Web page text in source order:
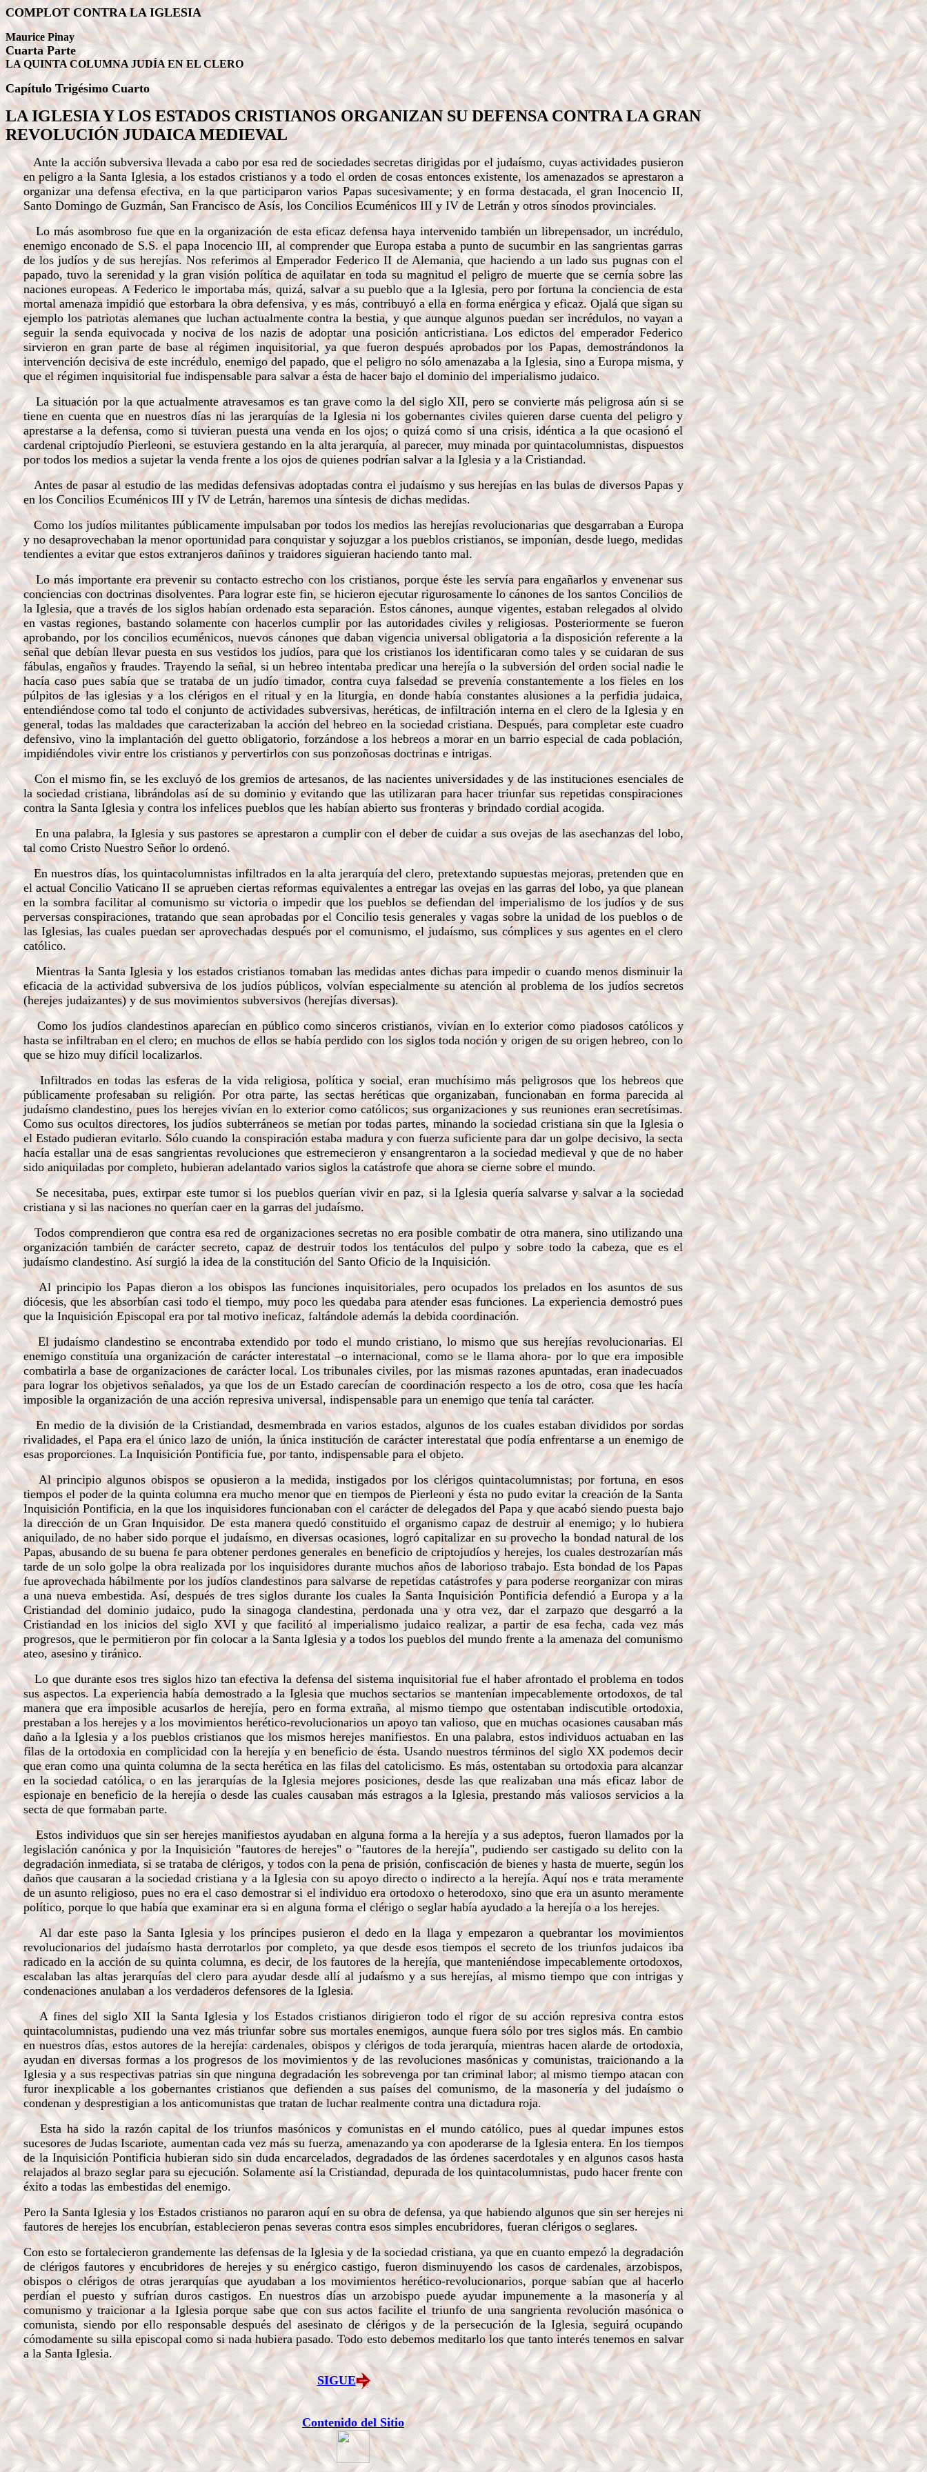
COMPLOT CONTRA LA IGLESIA
Maurice Pinay
Cuarta Parte
LA QUINTA COLUMNA JUDÍA EN EL CLERO
Capítulo Trigésimo Cuarto
LA IGLESIA Y LOS ESTADOS CRISTIANOS ORGANIZAN SU DEFENSA CONTRA LA GRAN
REVOLUCIÓN JUDAICA MEDIEVAL
Ante la acción subversiva llevada a cabo por esa red de sociedades secretas dirigidas por el judaísmo, cuyas actividades pusieron
en peligro a la Santa Iglesia, a los estados cristianos y a todo el orden de cosas entonces existente, los amenazados se aprestaron a
organizar una defensa efectiva, en la que participaron varios Papas sucesivamente; y en forma destacada, el gran Inocencio II,
Santo Domingo de Guzmán, San Francisco de Asís, los Concilios Ecuménicos III y IV de Letrán y otros sínodos provinciales.
Lo más asombroso fue que en la organización de esta eficaz defensa haya intervenido también un librepensador, un incrédulo,
enemigo enconado de S.S. el papa Inocencio III, al comprender que Europa estaba a punto de sucumbir en las sangrientas garras
de los judíos y de sus herejías. Nos referimos al Emperador Federico II de Alemania, que haciendo a un lado sus pugnas con el
papado, tuvo la serenidad y la gran visión política de aquilatar en toda su magnitud el peligro de muerte que se cernía sobre las
naciones europeas. A Federico le importaba más, quizá, salvar a su pueblo que a la Iglesia, pero por fortuna la conciencia de esta
mortal amenaza impidió que estorbara la obra defensiva, y es más, contribuyó a ella en forma enérgica y eficaz. Ojalá que sigan su
ejemplo los patriotas alemanes que luchan actualmente contra la bestia, y que aunque algunos puedan ser incrédulos, no vayan a
seguir la senda equivocada y nociva de los nazis de adoptar una posición anticristiana. Los edictos del emperador Federico
sirvieron en gran parte de base al régimen inquisitorial, ya que fueron después aprobados por los Papas, demostrándonos la
intervención decisiva de este incrédulo, enemigo del papado, que el peligro no sólo amenazaba a la Iglesia, sino a Europa misma, y
que el régimen inquisitorial fue indispensable para salvar a ésta de hacer bajo el dominio del imperialismo judaico.
La situación por la que actualmente atravesamos es tan grave como la del siglo XII, pero se convierte más peligrosa aún si se
tiene en cuenta que en nuestros días ni las jerarquías de la Iglesia ni los gobernantes civiles quieren darse cuenta del peligro y
aprestarse a la defensa, como si tuvieran puesta una venda en los ojos; o quizá como si una crisis, idéntica a la que ocasionó el
cardenal criptojudío Pierleoni, se estuviera gestando en la alta jerarquía, al parecer, muy minada por quintacolumnistas, dispuestos
por todos los medios a sujetar la venda frente a los ojos de quienes podrían salvar a la Iglesia y a la Cristiandad.
Antes de pasar al estudio de las medidas defensivas adoptadas contra el judaísmo y sus herejías en las bulas de diversos Papas y
en los Concilios Ecuménicos III y IV de Letrán, haremos una síntesis de dichas medidas.
Como los judíos militantes públicamente impulsaban por todos los medios las herejías revolucionarias que desgarraban a Europa
y no desaprovechaban la menor oportunidad para conquistar y sojuzgar a los pueblos cristianos, se imponían, desde luego, medidas
tendientes a evitar que estos extranjeros dañinos y traidores siguieran haciendo tanto mal.
Lo más importante era prevenir su contacto estrecho con los cristianos, porque éste les servía para engañarlos y envenenar sus
conciencias con doctrinas disolventes. Para lograr este fin, se hicieron ejecutar rigurosamente lo cánones de los santos Concilios de
la Iglesia, que a través de los siglos habían ordenado esta separación. Estos cánones, aunque vigentes, estaban relegados al olvido
en vastas regiones, bastando solamente con hacerlos cumplir por las autoridades civiles y religiosas. Posteriormente se fueron
aprobando, por los concilios ecuménicos, nuevos cánones que daban vigencia universal obligatoria a la disposición referente a la
señal que debían llevar puesta en sus vestidos los judíos, para que los cristianos los identificaran como tales y se cuidaran de sus
fábulas, engaños y fraudes. Trayendo la señal, si un hebreo intentaba predicar una herejía o la subversión del orden social nadie le
hacía caso pues sabía que se trataba de un judío timador, contra cuya falsedad se prevenía constantemente a los fieles en los
púlpitos de las iglesias y a los clérigos en el ritual y en la liturgia, en donde había constantes alusiones a la perfidia judaica,
entendiéndose como tal todo el conjunto de actividades subversivas, heréticas, de infiltración interna en el clero de la Iglesia y en
general, todas las maldades que caracterizaban la acción del hebreo en la sociedad cristiana. Después, para completar este cuadro
defensivo, vino la implantación del guetto obligatorio, forzándose a los hebreos a morar en un barrio especial de cada población,
impidiéndoles vivir entre los cristianos y pervertirlos con sus ponzoñosas doctrinas e intrigas.
Con el mismo fin, se les excluyó de los gremios de artesanos, de las nacientes universidades y de las instituciones esenciales de
la sociedad cristiana, librándolas así de su dominio y evitando que las utilizaran para hacer triunfar sus repetidas conspiraciones
contra la Santa Iglesia y contra los infelices pueblos que les habían abierto sus fronteras y brindado cordial acogida.
En una palabra, la Iglesia y sus pastores se aprestaron a cumplir con el deber de cuidar a sus ovejas de las asechanzas del lobo,
tal como Cristo Nuestro Señor lo ordenó.
En nuestros días, los quintacolumnistas infiltrados en la alta jerarquía del clero, pretextando supuestas mejoras, pretenden que en
el actual Concilio Vaticano II se aprueben ciertas reformas equivalentes a entregar las ovejas en las garras del lobo, ya que planean
en la sombra facilitar al comunismo su victoria o impedir que los pueblos se defiendan del imperialismo de los judíos y de sus
perversas conspiraciones, tratando que sean aprobadas por el Concilio tesis generales y vagas sobre la unidad de los pueblos o de
las Iglesias, las cuales puedan ser aprovechadas después por el comunismo, el judaísmo, sus cómplices y sus agentes en el clero
católico.
Mientras la Santa Iglesia y los estados cristianos tomaban las medidas antes dichas para impedir o cuando menos disminuir la
eficacia de la actividad subversiva de los judíos públicos, volvían especialmente su atención al problema de los judíos secretos
(herejes judaizantes) y de sus movimientos subversivos (herejías diversas).
Como los judíos clandestinos aparecían en público como sinceros cristianos, vivían en lo exterior como piadosos católicos y
hasta se infiltraban en el clero; en muchos de ellos se había perdido con los siglos toda noción y origen de su origen hebreo, con lo
que se hizo muy difícil localizarlos.
Infiltrados en todas las esferas de la vida religiosa, política y social, eran muchísimo más peligrosos que los hebreos que
públicamente profesaban su religión. Por otra parte, las sectas heréticas que organizaban, funcionaban en forma parecida al
judaísmo clandestino, pues los herejes vivían en lo exterior como católicos; sus organizaciones y sus reuniones eran secretísimas.
Como sus ocultos directores, los judíos subterráneos se metían por todas partes, minando la sociedad cristiana sin que la Iglesia o
el Estado pudieran evitarlo. Sólo cuando la conspiración estaba madura y con fuerza suficiente para dar un golpe decisivo, la secta
hacía estallar una de esas sangrientas revoluciones que estremecieron y ensangrentaron a la sociedad medieval y que de no haber
sido aniquiladas por completo, hubieran adelantado varios siglos la catástrofe que ahora se cierne sobre el mundo.
Se necesitaba, pues, extirpar este tumor si los pueblos querían vivir en paz, si la Iglesia quería salvarse y salvar a la sociedad
cristiana y si las naciones no querían caer en la garras del judaísmo.
Todos comprendieron que contra esa red de organizaciones secretas no era posible combatir de otra manera, sino utilizando una
organización también de carácter secreto, capaz de destruir todos los tentáculos del pulpo y sobre todo la cabeza, que es el
judaísmo clandestino. Así surgió la idea de la constitución del Santo Oficio de la Inquisición.
Al principio los Papas dieron a los obispos las funciones inquisitoriales, pero ocupados los prelados en los asuntos de sus
diócesis, que les absorbían casi todo el tiempo, muy poco les quedaba para atender esas funciones. La experiencia demostró pues
que la Inquisición Episcopal era por tal motivo ineficaz, faltándole además la debida coordinación.
El judaísmo clandestino se encontraba extendido por todo el mundo cristiano, lo mismo que sus herejías revolucionarias. El
enemigo constituía una organización de carácter interestatal –o internacional, como se le llama ahora- por lo que era imposible
combatirla a base de organizaciones de carácter local. Los tribunales civiles, por las mismas razones apuntadas, eran inadecuados
para lograr los objetivos señalados, ya que los de un Estado carecían de coordinación respecto a los de otro, cosa que les hacía
imposible la organización de una acción represiva universal, indispensable para un enemigo que tenía tal carácter.
En medio de la división de la Cristiandad, desmembrada en varios estados, algunos de los cuales estaban divididos por sordas
rivalidades, el Papa era el único lazo de unión, la única institución de carácter interestatal que podía enfrentarse a un enemigo de
esas proporciones. La Inquisición Pontificia fue, por tanto, indispensable para el objeto.
Al principio algunos obispos se opusieron a la medida, instigados por los clérigos quintacolumnistas; por fortuna, en esos
tiempos el poder de la quinta columna era mucho menor que en tiempos de Pierleoni y ésta no pudo evitar la creación de la Santa
Inquisición Pontificia, en la que los inquisidores funcionaban con el carácter de delegados del Papa y que acabó siendo puesta bajo
la dirección de un Gran Inquisidor. De esta manera quedó constituido el organismo capaz de destruir al enemigo; y lo hubiera
aniquilado, de no haber sido porque el judaísmo, en diversas ocasiones, logró capitalizar en su provecho la bondad natural de los
Papas, abusando de su buena fe para obtener perdones generales en beneficio de criptojudíos y herejes, los cuales destrozarían más
tarde de un solo golpe la obra realizada por los inquisidores durante muchos años de laborioso trabajo. Esta bondad de los Papas
fue aprovechada hábilmente por los judíos clandestinos para salvarse de repetidas catástrofes y para poderse reorganizar con miras
a una nueva embestida. Así, después de tres siglos durante los cuales la Santa Inquisición Pontificia defendió a Europa y a la
Cristiandad del dominio judaico, pudo la sinagoga clandestina, perdonada una y otra vez, dar el zarpazo que desgarró a la
Cristiandad en los inicios del siglo XVI y que facilitó al imperialismo judaico realizar, a partir de esa fecha, cada vez más
progresos, que le permitieron por fin colocar a la Santa Iglesia y a todos los pueblos del mundo frente a la amenaza del comunismo
ateo, asesino y tiránico.
Lo que durante esos tres siglos hizo tan efectiva la defensa del sistema inquisitorial fue el haber afrontado el problema en todos
sus aspectos. La experiencia había demostrado a la Iglesia que muchos sectarios se mantenían impecablemente ortodoxos, de tal
manera que era imposible acusarlos de herejía, pero en forma extraña, al mismo tiempo que ostentaban indiscutible ortodoxia,
prestaban a los herejes y a los movimientos herético-revolucionarios un apoyo tan valioso, que en muchas ocasiones causaban más
daño a la Iglesia y a los pueblos cristianos que los mismos herejes manifiestos. En una palabra, estos individuos actuaban en las
filas de la ortodoxia en complicidad con la herejía y en beneficio de ésta. Usando nuestros términos del siglo XX podemos decir
que eran como una quinta columna de la secta herética en las filas del catolicismo. Es más, ostentaban su ortodoxia para alcanzar
en la sociedad católica, o en las jerarquías de la Iglesia mejores posiciones, desde las que realizaban una más eficaz labor de
espionaje en beneficio de la herejía o desde las cuales causaban más estragos a la Iglesia, prestando más valiosos servicios a la
secta de que formaban parte.
Estos individuos que sin ser herejes manifiestos ayudaban en alguna forma a la herejía y a sus adeptos, fueron llamados por la
legislación canónica y por la Inquisición "fautores de herejes" o "fautores de la herejía", pudiendo ser castigado su delito con la
degradación inmediata, si se trataba de clérigos, y todos con la pena de prisión, confiscación de bienes y hasta de muerte, según los
daños que causaran a la sociedad cristiana y a la Iglesia con su apoyo directo o indirecto a la herejía. Aquí nos e trata meramente
de un asunto religioso, pues no era el caso demostrar si el individuo era ortodoxo o heterodoxo, sino que era un asunto meramente
político, porque lo que había que examinar era si en alguna forma el clérigo o seglar había ayudado a la herejía o a los herejes.
Al dar este paso la Santa Iglesia y los príncipes pusieron el dedo en la llaga y empezaron a quebrantar los movimientos
revolucionarios del judaísmo hasta derrotarlos por completo, ya que desde esos tiempos el secreto de los triunfos judaicos iba
radicado en la acción de su quinta columna, es decir, de los fautores de la herejía, que manteniéndose impecablemente ortodoxos,
escalaban las altas jerarquías del clero para ayudar desde allí al judaísmo y a sus herejías, al mismo tiempo que con intrigas y
condenaciones anulaban a los verdaderos defensores de la Iglesia.
A fines del siglo XII la Santa Iglesia y los Estados cristianos dirigieron todo el rigor de su acción represiva contra estos
quintacolumnistas, pudiendo una vez más triunfar sobre sus mortales enemigos, aunque fuera sólo por tres siglos más. En cambio
en nuestros días, estos autores de la herejía: cardenales, obispos y clérigos de toda jerarquía, mientras hacen alarde de ortodoxia,
ayudan en diversas formas a los progresos de los movimientos y de las revoluciones masónicas y comunistas, traicionando a la
Iglesia y a sus respectivas patrias sin que ninguna degradación les sobrevenga por tan criminal labor; al mismo tiempo atacan con
furor inexplicable a los gobernantes cristianos que defienden a sus países del comunismo, de la masonería y del judaísmo o
condenan y desprestigian a los anticomunistas que tratan de luchar realmente contra una dictadura roja.
Esta ha sido la razón capital de los triunfos masónicos y comunistas en el mundo católico, pues al quedar impunes estos
sucesores de Judas Iscariote, aumentan cada vez más su fuerza, amenazando ya con apoderarse de la Iglesia entera. En los tiempos
de la Inquisición Pontificia hubieran sido sin duda encarcelados, degradados de las órdenes sacerdotales y en algunos casos hasta
relajados al brazo seglar para su ejecución. Solamente así la Cristiandad, depurada de los quintacolumnistas, pudo hacer frente con
éxito a todas las embestidas del enemigo.
Pero la Santa Iglesia y los Estados cristianos no pararon aquí en su obra de defensa, ya que habiendo algunos que sin ser herejes ni
fautores de herejes los encubrían, establecieron penas severas contra esos simples encubridores, fueran clérigos o seglares.
Con esto se fortalecieron grandemente las defensas de la Iglesia y de la sociedad cristiana, ya que en cuanto empezó la degradación
de clérigos fautores y encubridores de herejes y su enérgico castigo, fueron disminuyendo los casos de cardenales, arzobispos,
obispos o clérigos de otras jerarquías que ayudaban a los movimientos herético-revolucionarios, porque sabían que al hacerlo
perdían el puesto y sufrían duros castigos. En nuestros días un arzobispo puede ayudar impunemente a la masonería y al
comunismo y traicionar a la Iglesia porque sabe que con sus actos facilite el triunfo de una sangrienta revolución masónica o
comunista, siendo por ello responsable después del asesinato de clérigos y de la persecución de la Iglesia, seguirá ocupando
cómodamente su silla episcopal como si nada hubiera pasado. Todo esto debemos meditarlo los que tanto interés tenemos en salvar
a la Santa Iglesia.
SIGUE
Contenido del Sitio